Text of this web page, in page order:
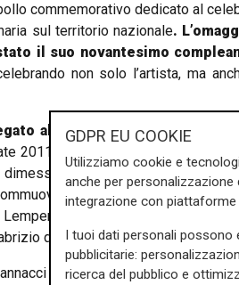
commemorativo dedicato al
sul territorio nazionale.
il suo novantesimo
non solo l’artista, ma
alla Liguria, trascorreva
2011, per un serio problema di
dopo alcuni giorni. Aveva
l'Ariston nell'edizione
Ma era stato anche l'autore
de André, "Via del campo".
in un’immagine che richiama
GDPR EU COOKIE
Utilizziamo cookie e
anche per personalizzazione
integrazione con
I tuoi dati personali possono
pubblicitarie:
ricerca del pubblico e